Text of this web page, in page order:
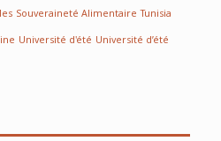
Souveraineté Alimentaire Tunisia
Université d'été Université d’été